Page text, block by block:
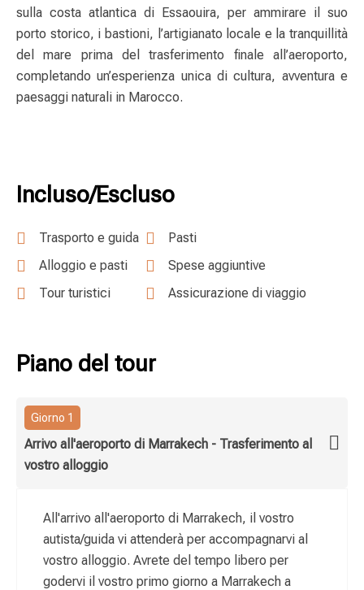
sulla costa atlantica di Essaouira, per ammirare il suo
porto storico, i bastioni, l’artigianato locale e la tranquillità
del mare prima del trasferimento finale all’aeroporto,
completando un’esperienza unica di cultura, avventura e
paesaggi naturali in Marocco.
Incluso/Escluso
Trasporto e guida
Alloggio e pasti
Tour turistici
Pasti
Spese aggiuntive
Assicurazione di viaggio
Piano del tour
Giorno 1
Arrivo all'aeroporto di Marrakech - Trasferimento al
vostro alloggio
All'arrivo all'aeroporto di Marrakech, il vostro
autista/guida vi attenderà per accompagnarvi al
vostro alloggio. Avrete del tempo libero per
godervi il vostro primo giorno a Marrakech a